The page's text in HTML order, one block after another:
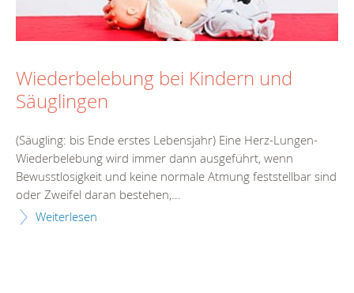
Wiederbelebung bei Kindern und
Säuglingen
(Säugling: bis Ende erstes Lebensjahr) Eine Herz-Lungen-
Wiederbelebung wird immer dann ausgeführt, wenn
Bewusstlosigkeit und keine normale Atmung feststellbar sind
oder Zweifel daran bestehen,...
Weiterlesen